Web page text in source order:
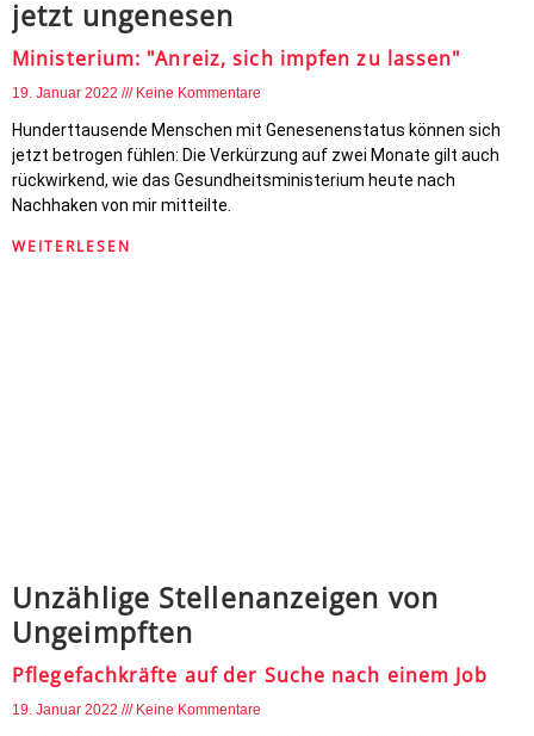
jetzt ungenesen
Ministerium: "Anreiz, sich impfen zu lassen"
19. Januar 2022 Keine Kommentare
Hunderttausende Menschen mit Genesenenstatus können sich
jetzt betrogen fühlen: Die Verkürzung auf zwei Monate gilt auch
rückwirkend, wie das Gesundheitsministerium heute nach
Nachhaken von mir mitteilte.
WEITERLESEN
Unzählige Stellenanzeigen von
Ungeimpften
Pflegefachkräfte auf der Suche nach einem Job
19. Januar 2022 Keine Kommentare